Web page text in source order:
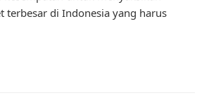
terbesar di Indonesia yang harus